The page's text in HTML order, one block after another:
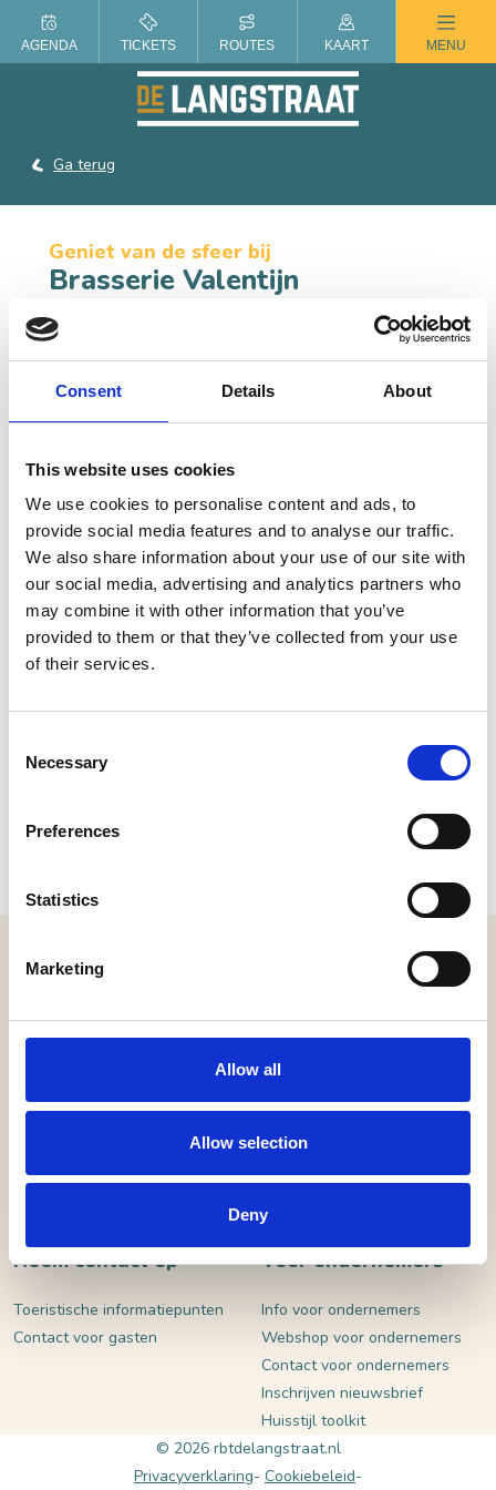
Consent Details About
This website uses cookies
We use cookies to personalise content and ads, to
provide social media features and to analyse our traffic.
We also share information about your use of our site with
our social media, advertising and analytics partners who
may combine it with other information that you’ve
provided to them or that they’ve collected from your use
of their services.
Selection
Necessary
Preferences
Statistics
Marketing
Allow all
Allow selection
Deny
ZOMER IN DE LANGSTRAAT
Ga terug
Geniet van de sfeer bij
Brasserie Valentijn
Gasten hemels laten genieten in de sfeer van het
buitenleven, met goede wijnen, lekkere bieren, eerlijk
eten en gezelligheid. Het doel van Brasserie Valentijn is
belangrijke schakel te zijn en om de bewoners van alle
CONTACT
Molenhoefstraat 44, 5071 RM Udenhout
Bel:013-5336230|Stuur een e-mail
Plan je route
Bekijk website
Neem contact op
Toeristische informatiepunten
Contact voor gasten
Voor ondernemers
Info voor ondernemers
Webshop voor ondernemers
Contact voor ondernemers
Inschrijven nieuwsbrief
Huisstijl toolkit
© 2026 rbtdelangstraat.nl
Privacyverklaring Cookiebeleid
AGENDA TICKETS ROUTES KAART MENU